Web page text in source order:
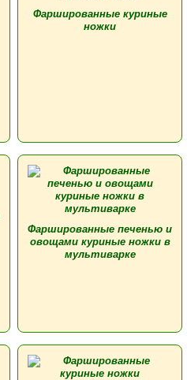
Фаршированные куриные
ножки
Фаршированные печенью и
овощами куриные ножки в
мультиварке